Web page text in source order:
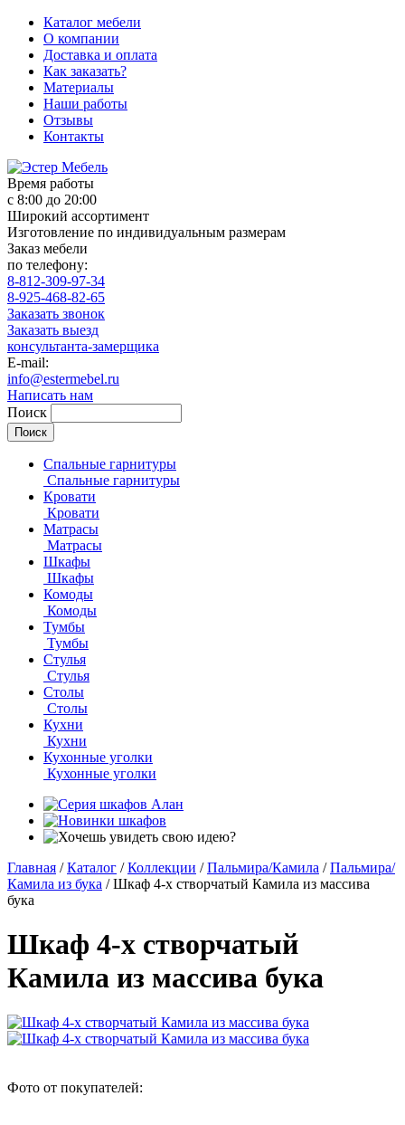
Каталог мебели
О компании
Доставка и оплата
Как заказать?
Материалы
Наши работы
Отзывы
Контакты
Время работы
с 8:00 до 20:00
Широкий ассортимент
Изготовление по индивидуальным размерам
Заказ мебели
по телефону:
8-812-309-97-34
8-925-468-82-65
Заказать звонок
Заказать выезд
консультанта-замерщика
E-mail:
info@estermebel.ru
Написать нам
Поиск
Спальные гарнитуры
Спальные гарнитуры
Кровати
Кровати
Матрасы
Матрасы
Шкафы
Шкафы
Комоды
Комоды
Тумбы
Тумбы
Стулья
Стулья
Столы
Столы
Кухни
Кухни
Кухонные уголки
Кухонные уголки
Главная / Каталог / Коллекции / Пальмира/Камила / Пальмира/
Камила из бука / Шкаф 4-х створчатый Камила из массива
бука
Шкаф 4-х створчатый
Камила из массива бука
Фото от покупателей: